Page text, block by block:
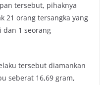
tersebut, pihaknya
21 orang tersangka yang
dan 1 seorang
tersebut diamankan
seberat 16,69 gram,